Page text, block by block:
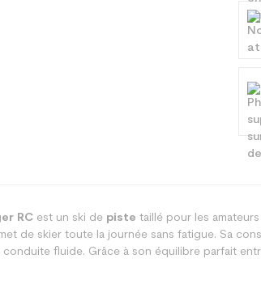
RCest un ski de piste taillé pour les
de skier toute la journée sans fatigue. Sa
conduite fluide. Grâce à son équilibre parfait